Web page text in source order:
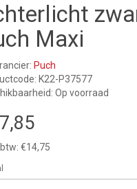
Maxi
Puch
K22-P37577
Op voorraad
btw: €14,75